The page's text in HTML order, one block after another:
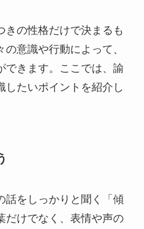
きの性格だけで決まるも
意識や行動によって、
できます。ここでは、諭
したいポイントを紹介し
話をしっかりと聞く「傾
だけでなく、表情や声の